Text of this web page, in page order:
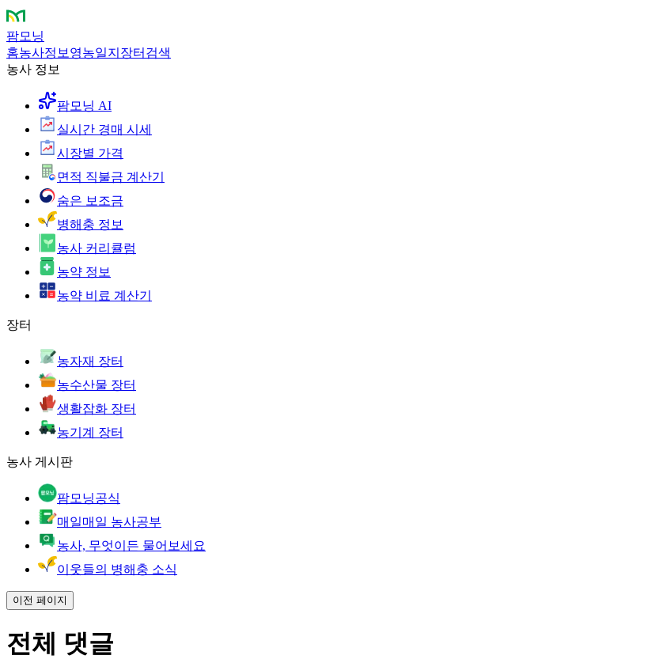
팜모닝
홈농사정보 영농일지 장터 검색
농사 정보
팜모닝 AI
실시간 경매 시세
시장별 가격
면적 직불금 계산기
숨은 보조금
병해충 정보
농사 커리큘럼
농약 정보
농약 비료 계산기
장터
농자재 장터
농수산물 장터
생활잡화 장터
농기계 장터
농사 게시판
팜모닝공식
매일매일 농사공부
농사, 무엇이든 물어보세요
이웃들의 병해충 소식
이전 페이지
전체 댓글